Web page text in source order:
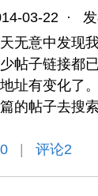
03-22 ·
无意中发现
帖子链接都
址有变化了
的帖子去搜
0 评论2